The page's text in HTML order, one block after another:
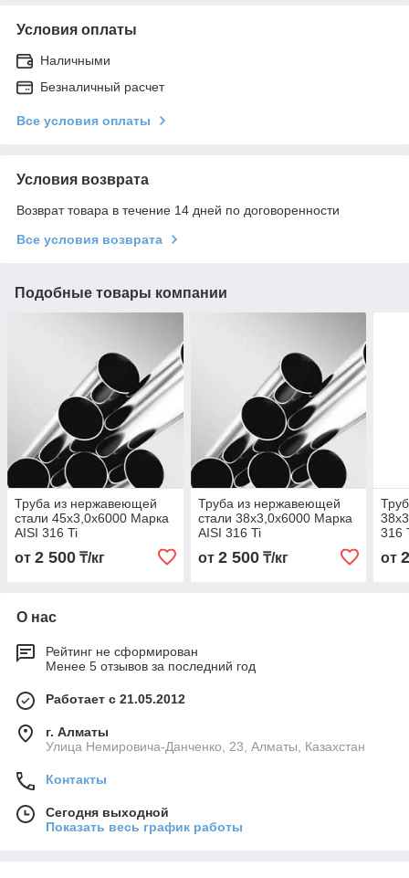
Условия оплаты
Наличными
Безналичный расчет
Все условия оплаты
Условия возврата
Возврат товара в течение 14 дней по договоренности
Все условия возврата
Подобные товары компании
Труба из нержавеющей
стали 45х3,0х6000 Марка
AISI 316 Ti
от 2 500 ₸/кг
Труба из нержавеющей
стали 38х3,0х6000 Марка
AISI 316 Ti
от 2 500₸/кг
316
от
О нас
Рейтинг не сформирован
Менее 5 отзывов за последний год
Работает с 21.05.2012
г. Алматы
Улица Немировича-Данченко, 23, Алматы, Казахстан
Контакты
Сегодня выходной
Показать весь график работы